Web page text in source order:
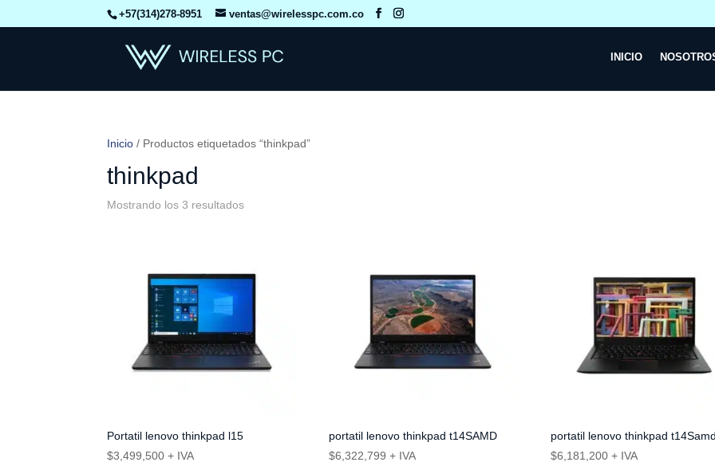
+57(314)278-8951 ventas@wirelesspc.com.co
INICIO
Inicio / Productos etiquetados “thinkpad”
thinkpad
Mostrando los 3 resultados
Portatil lenovo thinkpad l15
$3,499,500 + IVA
portatil lenovo thinkpad t14SAMD
$6,322,799 + IVA
portatil lenovo thinkpad
$6,181,200 + IVA